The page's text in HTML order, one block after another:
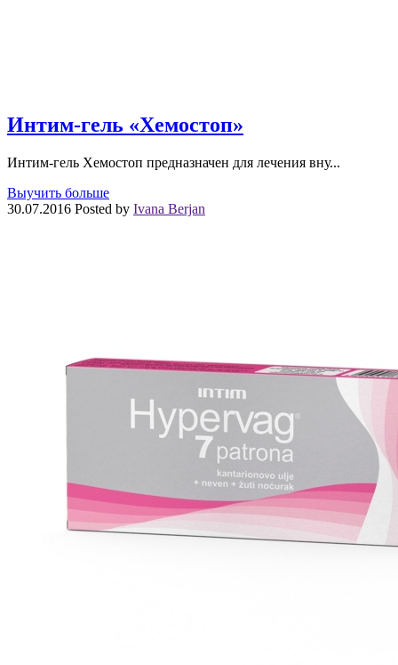
Интим-гель «Хемостоп»
Интим-гель Хемостоп предназначен для лечения вну...
Выучить больше
30.07.2016 Posted by Ivana Berjan